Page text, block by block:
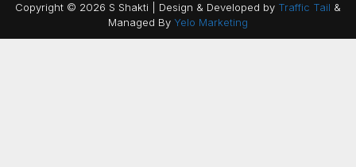
Copyright © 2026 S Shakti | Design & Developed by Traffic Tail &
Managed By Yelo Marketing